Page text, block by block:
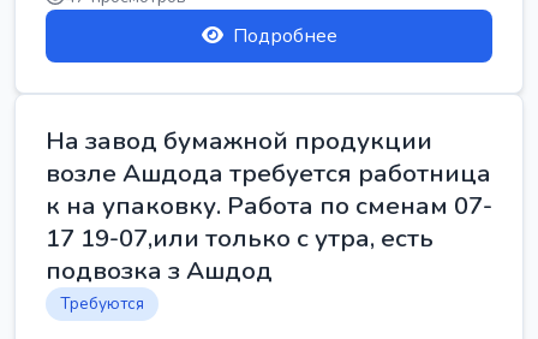
Подробнее
На завод бумажной продукции
возле Ашдода требуется работница
к на упаковку. Работа по сменам 07-
17 19-07,или только с утра, есть
подвозка з Ашдод
Требуются